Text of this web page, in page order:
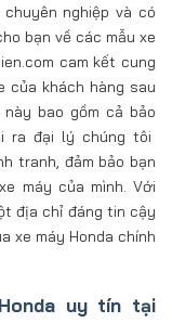
nghiệp và có
bạn về các mẫu xe
cam kết cung
của khách hàng sau
bao gồm cả bảo
ra đại lý chúng tôi
tranh, đảm bảo bạn
máy của mình. Với
địa chỉ đáng tin cậy
xe máy Honda chính
uy tín tại